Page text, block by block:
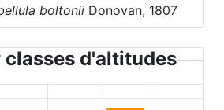
boltonii Donovan, 1807
d'altitudes